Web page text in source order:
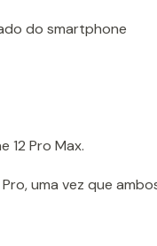
do smartphone
12 Pro Max.
uma vez que